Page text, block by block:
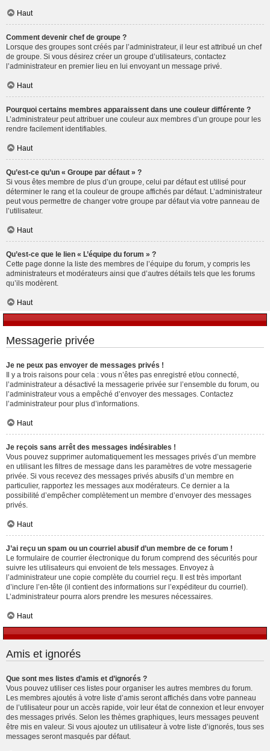
Haut
Comment devenir chef de groupe ?
Lorsque des groupes sont créés par l’administrateur, il leur est attribué un chef
de groupe. Si vous désirez créer un groupe d’utilisateurs, contactez
l’administrateur en premier lieu en lui envoyant un message privé.
Haut
Pourquoi certains membres apparaissent dans une couleur différente ?
L’administrateur peut attribuer une couleur aux membres d’un groupe pour les
rendre facilement identifiables.
Haut
Qu’est-ce qu’un « Groupe par défaut » ?
Si vous êtes membre de plus d’un groupe, celui par défaut est utilisé pour
déterminer le rang et la couleur de groupe affichés par défaut. L’administrateur
peut vous permettre de changer votre groupe par défaut via votre panneau de
l’utilisateur.
Haut
Qu’est-ce que le lien « L’équipe du forum » ?
Cette page donne la liste des membres de l’équipe du forum, y compris les
administrateurs et modérateurs ainsi que d’autres détails tels que les forums
qu’ils modèrent.
Haut
Messagerie privée
Je ne peux pas envoyer de messages privés !
Il y a trois raisons pour cela : vous n’êtes pas enregistré et/ou connecté,
l’administrateur a désactivé la messagerie privée sur l’ensemble du forum, ou
l’administrateur vous a empêché d’envoyer des messages. Contactez
l’administrateur pour plus d’informations.
Haut
Je reçois sans arrêt des messages indésirables !
Vous pouvez supprimer automatiquement les messages privés d’un membre
en utilisant les filtres de message dans les paramètres de votre messagerie
privée. Si vous recevez des messages privés abusifs d’un membre en
particulier, rapportez les messages aux modérateurs. Ce dernier a la
possibilité d’empêcher complètement un membre d’envoyer des messages
privés.
Haut
J’ai reçu un spam ou un courriel abusif d’un membre de ce forum !
Le formulaire de courrier électronique du forum comprend des sécurités pour
suivre les utilisateurs qui envoient de tels messages. Envoyez à
l’administrateur une copie complète du courriel reçu. Il est très important
d’inclure l’en-tête (il contient des informations sur l’expéditeur du courriel).
L’administrateur pourra alors prendre les mesures nécessaires.
Haut
Amis et ignorés
Que sont mes listes d’amis et d’ignorés ?
Vous pouvez utiliser ces listes pour organiser les autres membres du forum.
Les membres ajoutés à votre liste d’amis seront affichés dans votre panneau
de l’utilisateur pour un accès rapide, voir leur état de connexion et leur envoyer
des messages privés. Selon les thèmes graphiques, leurs messages peuvent
être mis en valeur. Si vous ajoutez un utilisateur à votre liste d’ignorés, tous ses
messages seront masqués par défaut.